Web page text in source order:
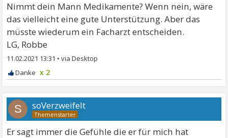
Nimmt dein Mann Medikamente? Wenn nein, wäre
das vielleicht eine gute Unterstützung. Aber das
müsste wiederum ein Facharzt entscheiden.
LG, Robbe
11.02.2021 13:31 •
x 2
S soVerzweifelt
Er sagt immer die Gefühle die er für mich hat